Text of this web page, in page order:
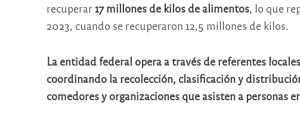
recuperar 17 millones de kilos de alimentos, lo que
2023, cuando se recuperaron 12,5 millones de kilos.
La entidad federal opera a través de referentes
coordinando la recolección, clasificación y
comedores y organizaciones que asisten a personas